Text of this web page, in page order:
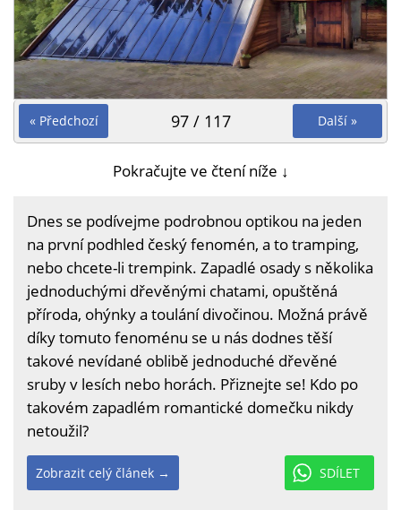
« Předchozí Další »
97 / 117
Pokračujte ve čtení níže ↓
Dnes se podívejme podrobnou optikou na jeden
na první podhled český fenomén, a to tramping,
nebo chcete-li trempink. Zapadlé osady s několika
jednoduchými dřevěnými chatami, opuštěná
příroda, ohýnky a toulání divočinou. Možná právě
díky tomuto fenoménu se u nás dodnes těší
takové nevídané oblibě jednoduché dřevěné
sruby v lesích nebo horách. Přiznejte se! Kdo po
takovém zapadlém romantické domečku nikdy
netoužil?
SDÍLET
Zobrazit celý článek →